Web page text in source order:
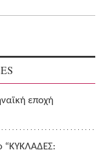
εποχή
“ΚΥΚΛΑΔΕΣ: